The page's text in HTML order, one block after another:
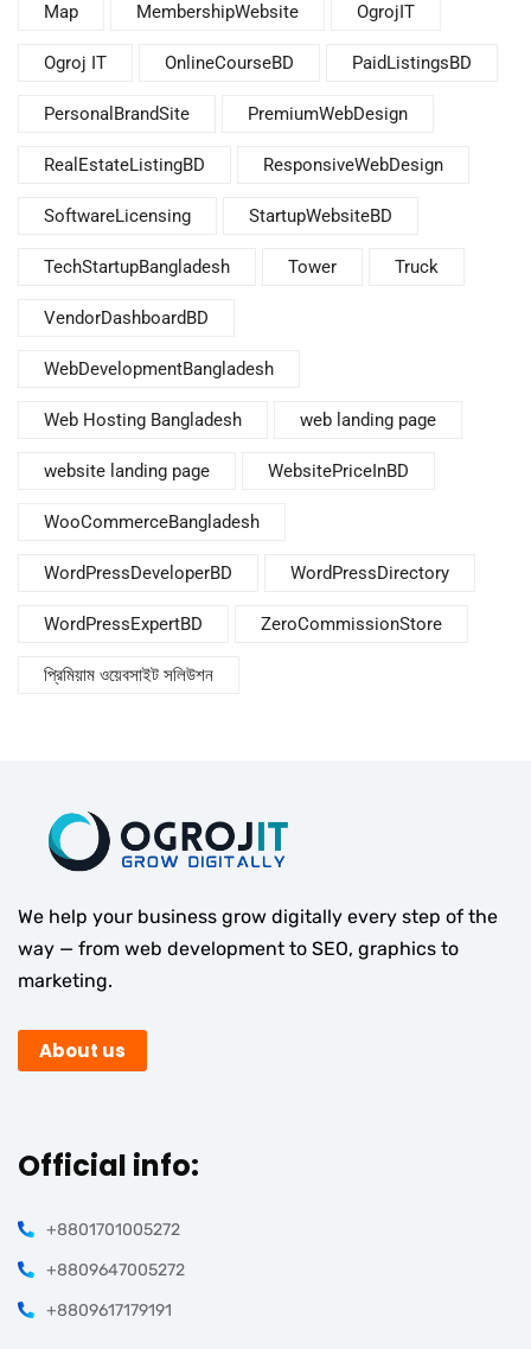
Map MembershipWebsite OgrojIT
Ogroj IT OnlineCourseBD PaidListingsBD
PersonalBrandSite PremiumWebDesign
RealEstateListingBD ResponsiveWebDesign
SoftwareLicensing StartupWebsiteBD
TechStartupBangladesh Tower Truck
VendorDashboardBD
WebDevelopmentBangladesh
Web Hosting Bangladesh web landing page
website landing page WebsitePriceInBD
WooCommerceBangladesh
WordPressDeveloperBD WordPressDirectory
WordPressExpertBD ZeroCommissionStore
প্রিমিয়াম ওয়েবসাইট সলিউশন
We help your business grow digitally every step of the
way — from web development to SEO, graphics to
marketing.
About us
Official info:
+8801701005272
+8809647005272
+8809617179191